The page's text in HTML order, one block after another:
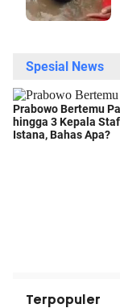
Terpopuler